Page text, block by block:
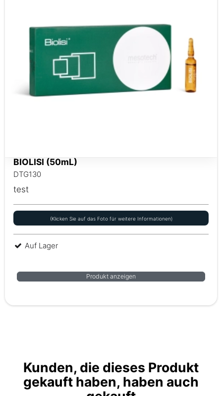
BIOLISI (50mL)
DTG130
test
(Klicken Sie auf das Foto für weitere Informationen)
Auf Lager
Produkt anzeigen
Kunden, die dieses Produkt
gekauft haben, haben auch